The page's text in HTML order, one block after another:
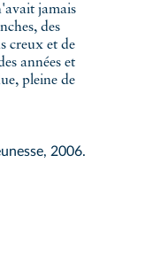
jamais
des
creux et de
années et
pleine de
2006.